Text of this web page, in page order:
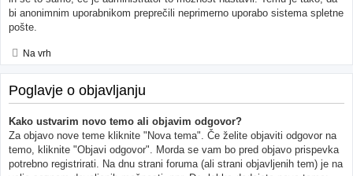
bi anonimnim uporabnikom preprečili neprimerno uporabo sistema spletne
pošte.
Na vrh
Poglavje o objavljanju
Kako ustvarim novo temo ali objavim odgovor?
Za objavo nove teme kliknite "Nova tema". Če želite objaviti odgovor na
temo, kliknite "Objavi odgovor". Morda se vam bo pred objavo prispevka
potrebno registrirati. Na dnu strani foruma (ali strani objavljenih tem) je na